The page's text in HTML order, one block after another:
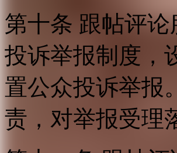
第十条 跟帖评
投诉举报制度，
置公众投诉举报
责，对举报受理